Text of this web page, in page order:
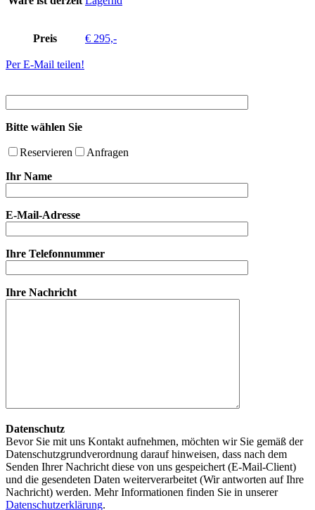
Preis € 295,-
Per E-Mail teilen!
Bitte wählen Sie
Reservieren
Anfragen
Ihr Name
E-Mail-Adresse
Ihre Telefonnummer
Ihre Nachricht
Datenschutz
Bevor Sie mit uns Kontakt aufnehmen, möchten wir Sie gemäß der
Datenschutzgrundverordnung darauf hinweisen, dass nach dem
Senden Ihrer Nachricht diese von uns gespeichert (E-Mail-Client)
und die gesendeten Daten weiterverarbeitet (Wir antworten auf Ihre
Nachricht) werden. Mehr Informationen finden Sie in unserer
Datenschutzerklärung.